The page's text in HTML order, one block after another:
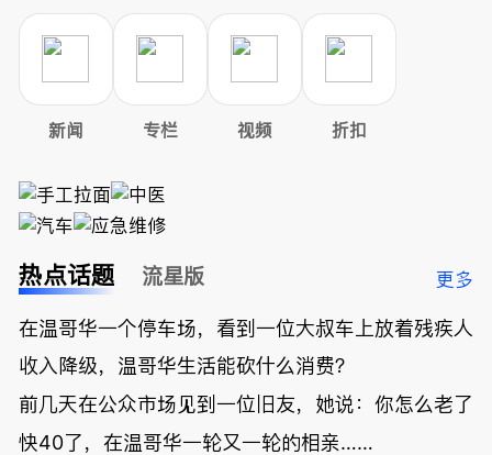
新闻 专栏 视频 折扣
热点话题 流星版 更多
在温哥华一个停车场，看到一位大叔车上放着残疾人
收入降级，温哥华生活能砍什么消费？
前几天在公众市场见到一位旧友，她说：你怎么老了
快40了，在温哥华一轮又一轮的相亲……